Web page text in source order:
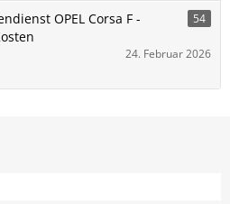
OPEL Corsa F -
54
24. Februar 2026